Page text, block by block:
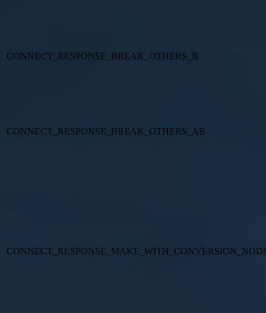
CONNECT_RESPONSE_BREAK_OTHERS_B
CONNECT_RESPONSE_BREAK_OTHERS_AB